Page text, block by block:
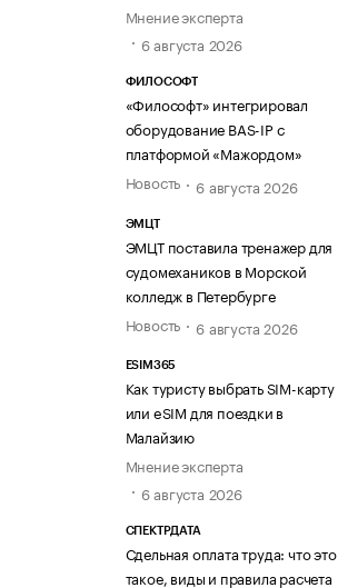
Мнение эксперта
6 августа 2026
ФИЛОСОФТ
«Философт» интегрировал
оборудование BAS-IP с
платформой «Мажордом»
Новость
6 августа 2026
ЭМЦТ
ЭМЦТ поставила тренажер для
судомехаников в Морской
колледж в Петербурге
Новость
6 августа 2026
ESIM365
Как туристу выбрать SIM-карту
или eSIM для поездки в
Малайзию
Мнение эксперта
6 августа 2026
СПЕКТРДАТА
Сдельная оплата труда: что это
такое, виды и правила расчета